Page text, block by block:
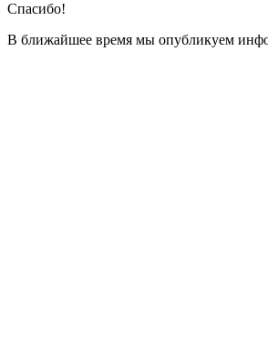
Спасибо!
В ближайшее время мы опубликуем